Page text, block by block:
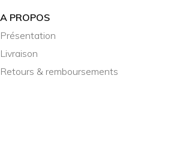
A PROPOS
Présentation
Livraison
Retours & remboursements